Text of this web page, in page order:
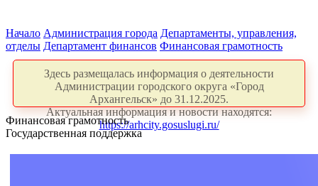
Начало Администрация города Департаменты, управления,
отделы Департамент финансов Финансовая грамотность
Здесь размещалась информация о деятельности
Администрации городского округа «Город
Архангельск» до 31.12.2025.
Актуальная информация и новости находятся:
https://arhcity.gosuslugi.ru/
Финансовая грамотность
Государственная поддержка